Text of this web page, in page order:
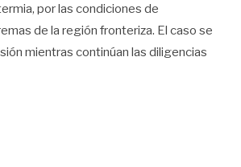
por las condiciones de
de la región fronteriza. El caso se
mientras continúan las diligencias